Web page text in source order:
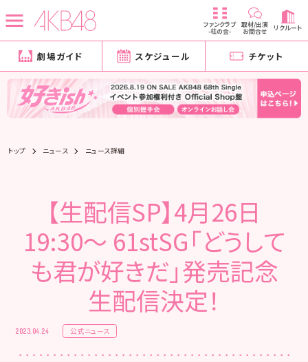
ファンクラブ
-柱の会-
取材/出演
お問合せ リクルート
劇場ガイド スケジュール チケット
トップ ニュース ニュース詳細
【生配信SP】4月26日
19:30〜 61stSG「どうして
も君が好きだ」発売記念
生配信決定！
2023.04.24 公式ニュース